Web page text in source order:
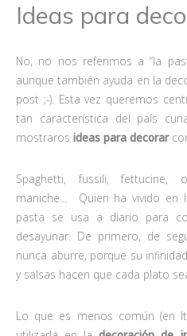
Ideas para
No, no nos referimos a “la
aunque también ayuda en la
post ;-). Esta vez queremos
tan característica del país
mostraros ideas para decorar
Spaghetti, fussili, fettucine,
maniche… Quien ha vivido en
pasta se usa a diario para
desayunar. De primero, de
nunca aburre, porque su
y salsas hacen que cada plato
Lo que es menos común (en